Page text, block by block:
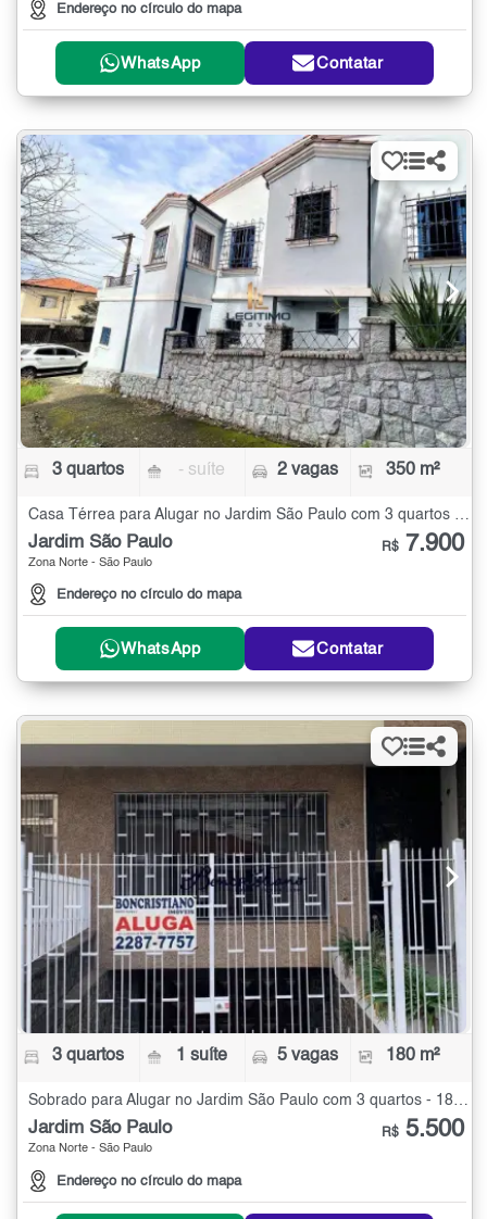
Endereço no círculo do mapa
WhatsApp Contatar
3 quartos - suíte 2 vagas 350 m²
Casa Térrea para Alugar no Jardim São Paulo com 3 quartos - 350 m²
Jardim São Paulo
Zona Norte - São Paulo
Endereço no círculo do mapa
R$ 7.900
WhatsApp Contatar
3 quartos 1 suíte 5 vagas 180 m²
Sobrado para Alugar no Jardim São Paulo com 3 quartos - 180 m²
Jardim São Paulo
Zona Norte - São Paulo
Endereço no círculo do mapa
R$ 5.500